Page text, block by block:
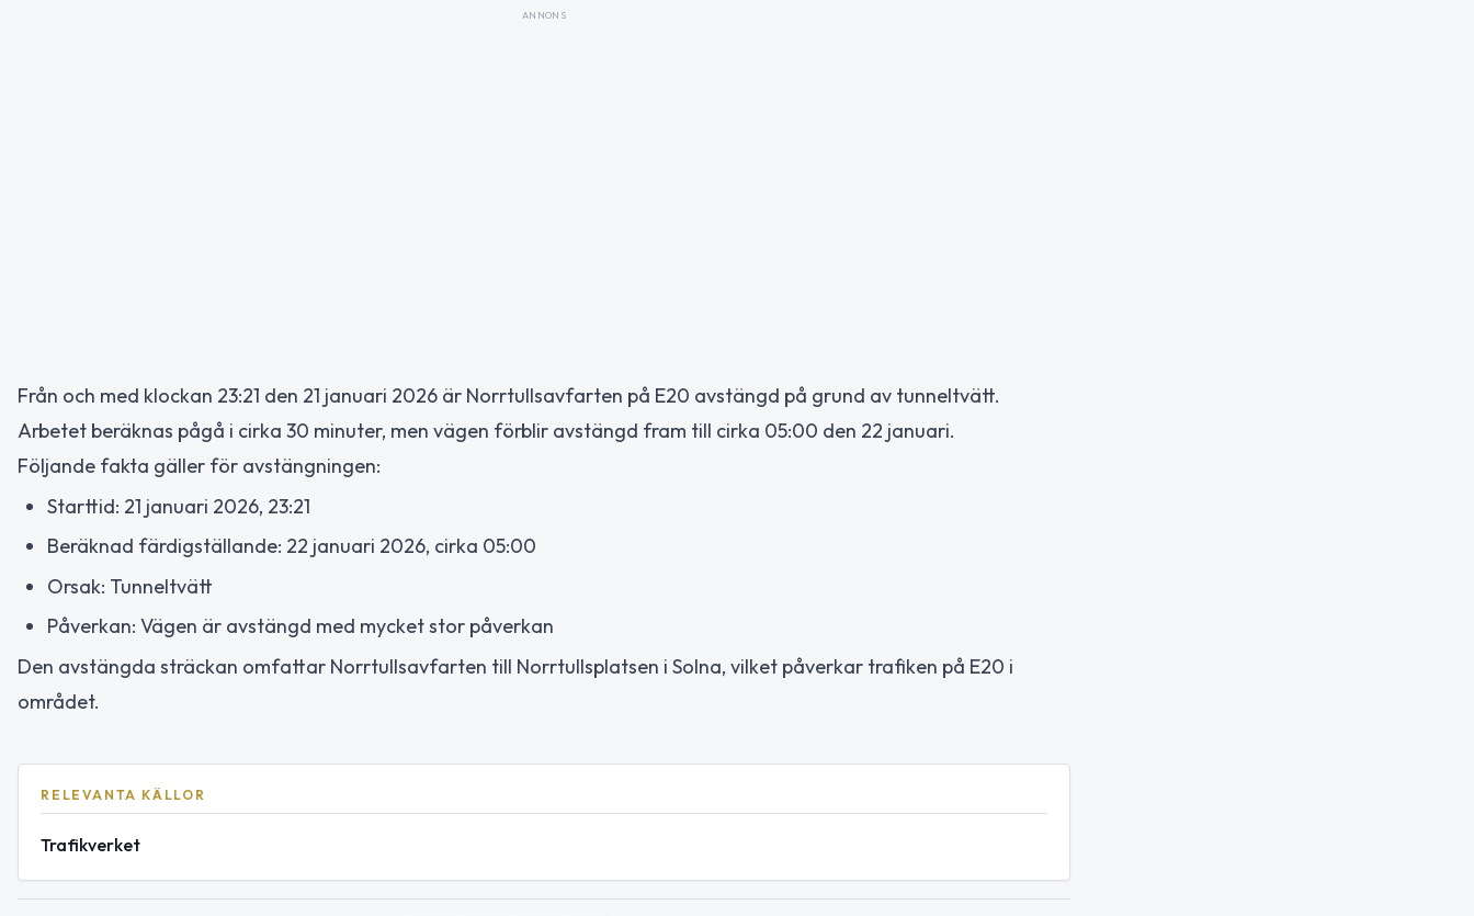
ANNONS
Från och med klockan 23:21 den 21 januari 2026 är Norrtullsavfarten på E20 avstängd på grund av tunneltvätt.
Arbetet beräknas pågå i cirka 30 minuter, men vägen förblir avstängd fram till cirka 05:00 den 22 januari.
Följande fakta gäller för avstängningen:
Starttid: 21 januari 2026, 23:21
Beräknad färdigställande: 22 januari 2026, cirka 05:00
Orsak: Tunneltvätt
Påverkan: Vägen är avstängd med mycket stor påverkan
Den avstängda sträckan omfattar Norrtullsavfarten till Norrtullsplatsen i Solna, vilket påverkar trafiken på E20 i
området.
RELEVANTA KÄLLOR
Trafikverket